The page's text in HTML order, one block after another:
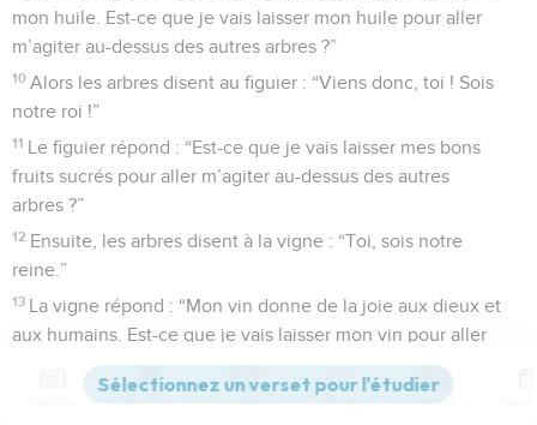
mon huile. Est-ce que je vais laisser mon huile pour aller
m’agiter au-dessus des autres arbres ?”
10 Alors les arbres disent au figuier : “Viens donc, toi ! Sois
notre roi !”
11 Le figuier répond : “Est-ce que je vais laisser mes bons
fruits sucrés pour aller m’agiter au-dessus des autres
arbres ?”
12 Ensuite, les arbres disent à la vigne : “Toi, sois notre
reine.”
13 La vigne répond : “Mon vin donne de la joie aux dieux et
aux humains. Est-ce que je vais laisser mon vin pour aller
m’agiter au-dessus des autres arbres ?”
Alors tous les arbres disent au buisson d’épines : “Viens
Versions Commentaires Strong